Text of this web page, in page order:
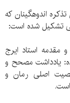
اندوهگینان که
تشکیل شده است:
استاد ایرج
یادداشت مصحح و
اصلی رمان و